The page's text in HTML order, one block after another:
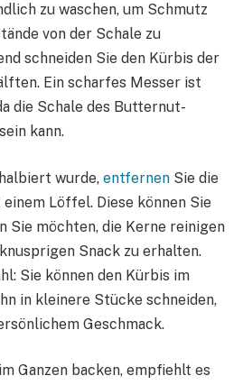
zu waschen, um Schmutz
von der Schale zu
schneiden Sie den Kürbis der
Ein scharfes Messer ist
die Schale des Butternut-
kann.
wurde, entfernen Sie die
Löffel. Diese können Sie
Sie möchten, die Kerne reinigen
Snack zu erhalten.
Sie können den Kürbis im
in kleinere Stücke schneiden,
Geschmack.
Ganzen backen, empfiehlt es